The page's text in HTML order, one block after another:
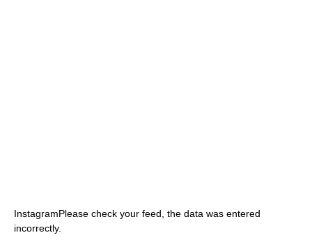
InstagramPlease check your feed, the data was entered
incorrectly.